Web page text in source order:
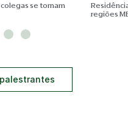
colegas se tornam
regiões